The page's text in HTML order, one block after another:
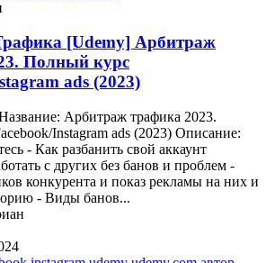
[Udemy] Арбитраж
Полный курс
ads (2023)
Арбитраж трафика 2023.
Instagram ads (2023) Описание:
- Как разбанить свой аккаунт
с других без банов и проблем -
конкурента и показ рекламы на них и
- Виды банов...